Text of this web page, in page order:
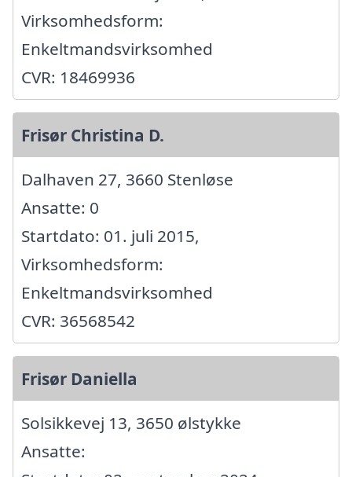
Virksomhedsform:
Enkeltmandsvirksomhed
CVR: 18469936
Frisør Christina D.
Dalhaven 27, 3660 Stenløse
Ansatte: 0
Startdato: 01. juli 2015,
Virksomhedsform:
Enkeltmandsvirksomhed
CVR: 36568542
Frisør Daniella
Solsikkevej 13, 3650 ølstykke
Ansatte: